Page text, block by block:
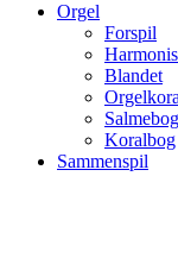
Orgel
Forspil
Blandet
Salmebog
Koralbog
Sammenspil